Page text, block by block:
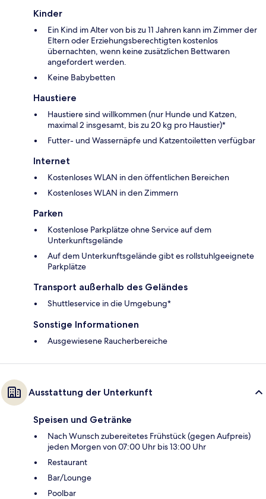
Kinder
Ein Kind im Alter von bis zu 11 Jahren kann im Zimmer der
Eltern oder Erziehungsberechtigten kostenlos
übernachten, wenn keine zusätzlichen Bettwaren
angefordert werden.
Keine Babybetten
Haustiere
Haustiere sind willkommen (nur Hunde und Katzen,
maximal 2 insgesamt, bis zu 20 kg pro Haustier)*
Futter- und Wassernäpfe und Katzentoiletten verfügbar
Internet
Kostenloses WLAN in den öffentlichen Bereichen
Kostenloses WLAN in den Zimmern
Parken
Kostenlose Parkplätze ohne Service auf dem
Unterkunftsgelände
Auf dem Unterkunftsgelände gibt es rollstuhlgeeignete
Parkplätze
Transport außerhalb des Geländes
Shuttleservice in die Umgebung*
Sonstige Informationen
Ausgewiesene Raucherbereiche
Ausstattung der Unterkunft
Speisen und Getränke
Nach Wunsch zubereitetes Frühstück (gegen Aufpreis)
jeden Morgen von 07:00 Uhr bis 13:00 Uhr
Restaurant
Bar/Lounge
Poolbar